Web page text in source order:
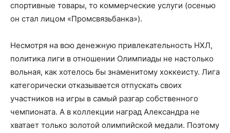
спортивные товары, то коммерческие услуги (осенью
он стал лицом «Промсвязьбанка»).
Несмотря на всю денежную привлекательность НХЛ,
политика лиги в отношении Олимпиады не настолько
вольная, как хотелось бы знаменитому хоккеисту. Лига
категорически отказывается отпускать своих
участников на игры в самый разгар собственного
чемпионата. А в коллекции наград Александра не
хватает только золотой олимпийской медали. Поэтому